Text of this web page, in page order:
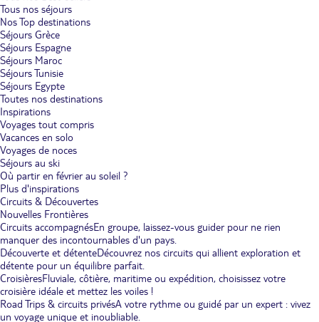
Tous nos séjours
Nos Top destinations
Séjours Grèce
Séjours Espagne
Séjours Maroc
Séjours Tunisie
Séjours Egypte
Toutes nos destinations
Inspirations
Voyages tout compris
Vacances en solo
Voyages de noces
Séjours au ski
Où partir en février au soleil ?
Plus d'inspirations
Circuits & Découvertes
Nouvelles Frontières
Circuits accompagnésEn groupe, laissez-vous guider pour ne rien
manquer des incontournables d'un pays.
Découverte et détenteDécouvrez nos circuits qui allient exploration et
détente pour un équilibre parfait.
CroisièresFluviale, côtière, maritime ou expédition, choisissez votre
croisière idéale et mettez les voiles !
Road Trips & circuits privésA votre rythme ou guidé par un expert : vivez
un voyage unique et inoubliable.